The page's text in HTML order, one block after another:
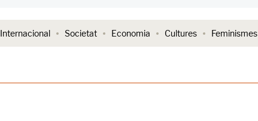
Internacional Societat Economia Cultures Feminismes